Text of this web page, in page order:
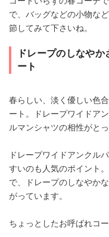
で、バッグなどの小物な
節してみて下さいね。
ドレープのしなや
ート
春らしい、淡く優しい色
ート。ドレープワイドア
ルマンシャツの相性がと
ドレープワイドアンクル
すいのも人気のポイント
で、ドレープのしなやか
がっています。
ちょっとしたお呼ばれコ